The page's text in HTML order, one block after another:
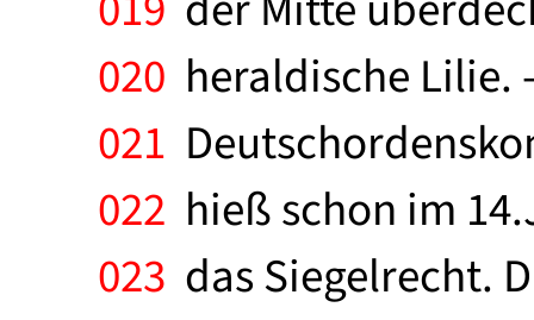
020 heraldische Lilie.
021
022 hieß schon im
023 das Siegelrecht.